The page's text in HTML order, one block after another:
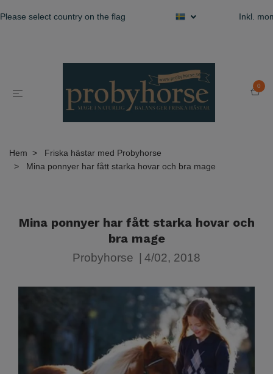
select country on the flag Inkl.
0
Hem
Friska hästar med Probyhorse
Mina ponnyer har fått starka hovar och bra mage
Mina ponnyer har fått starka hovar och
bra mage
Probyhorse | 4/02, 2018